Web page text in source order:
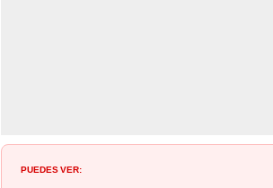
PUEDES VER: